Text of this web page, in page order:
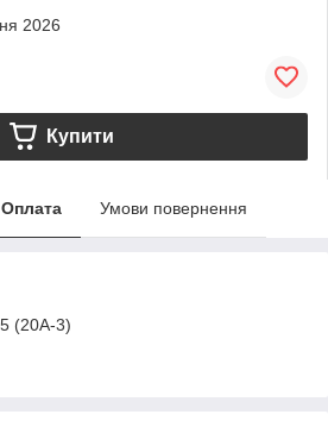
2026
Купити
Оплата Умови повернення
(20А-3)